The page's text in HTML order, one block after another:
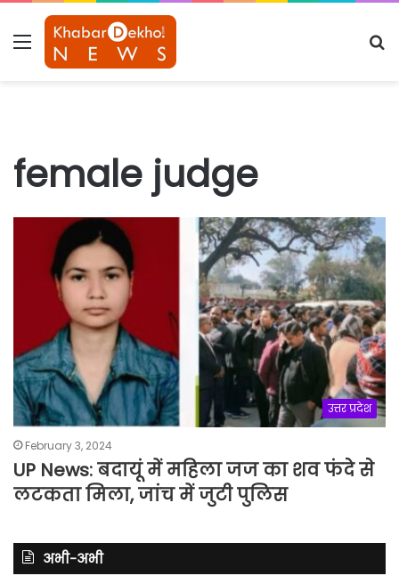
Menu
female judge
उत्तर प्रदेश
February 3, 2024
UP News: बदायूं में महिला जज का शव फंदे से
लटकता मिला, जांच में जुटी पुलिस
अभी-अभी